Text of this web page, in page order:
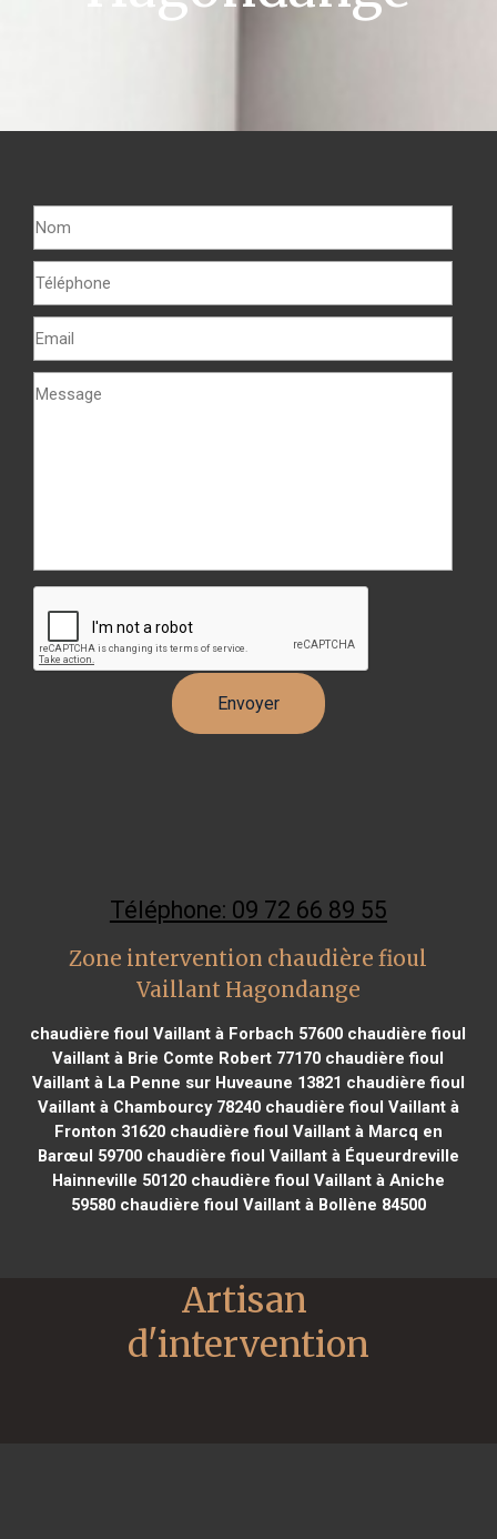
Téléphone: 09 72 66 89 55
Zone intervention chaudière fioul
Vaillant Hagondange
chaudière fioul Vaillant à Forbach 57600 chaudière fioul
Vaillant à Brie Comte Robert 77170 chaudière fioul
Vaillant à La Penne sur Huveaune 13821 chaudière fioul
Vaillant à Chambourcy 78240chaudière fioul Vaillant à
Fronton 31620chaudière fioul Vaillant à Marcq en
Barœul 59700chaudière fioul Vaillant à Équeurdreville
Hainneville 50120chaudière fioul Vaillant à Aniche
59580chaudière fioul Vaillant à Bollène 84500
Artisan
d'intervention